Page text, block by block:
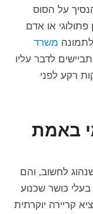
על הסוס
או אדם
משרד
לדבר עליו
רקע לפני
באמת
לחשוב, והם
כושר שכנוע
קריירה יוקרתית